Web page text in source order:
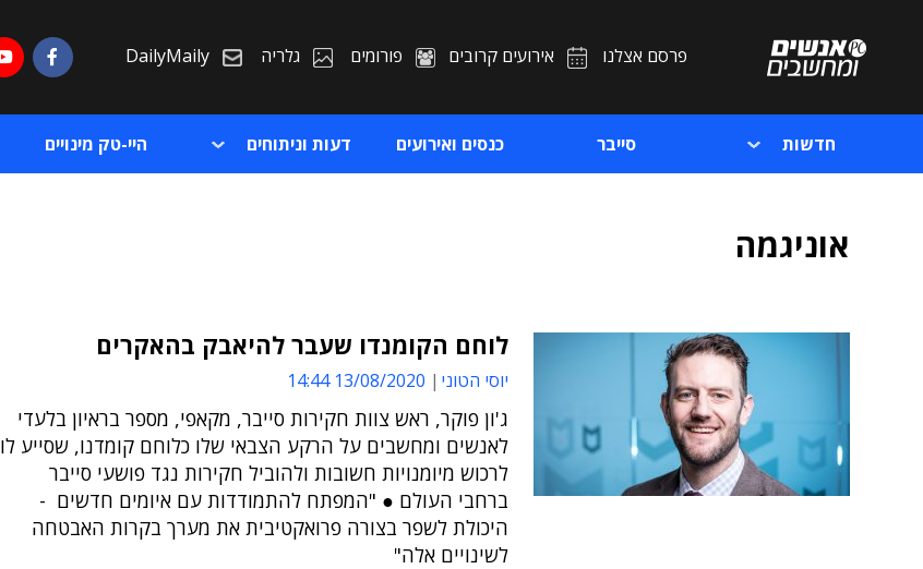
פרסם אצלנו אירועים קרובים פורומים גלריה DailyMaily
חדשות סייבר כנסים ואירועים דעות וניתוחים היי-טק מינויים
אוניגמה
לוחם הקומנדו שעבר להיאבק בהאקרים
יוסי הטוני 13/08/2020 14:44
ג'ון פוקר, ראש צוות חקירות סייבר, מקאפי, מספר בראיון בלעדי
לאנשים ומחשבים על הרקע הצבאי שלו כלוחם קומדנו, שסייע לו
לרכוש מיומנויות חשובות ולהוביל חקירות נגד פושעי סייבר
ברחבי העולם ● "המפתח להתמודדות עם איומים חדשים -
היכולת לשפר בצורה פרואקטיבית את מערך בקרות האבטחה
לשינויים אלה"